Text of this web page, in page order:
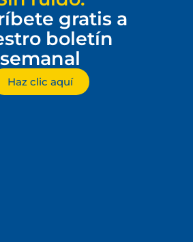
gratis a
boletín
semanal
Haz clic aquí